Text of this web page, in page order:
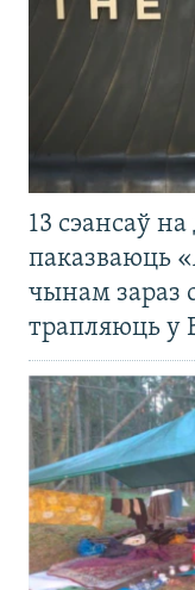
13 сэансаў
паказваюць
чынам зараз
трапляюць у